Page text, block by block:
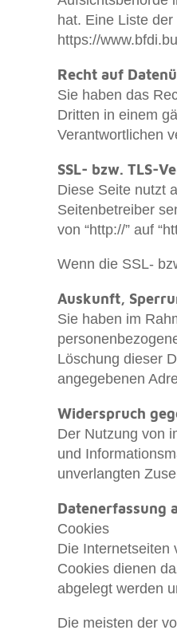
hat. Eine Liste
https://
Recht auf
Sie haben das
Dritten in einem
Verantwortlichen
SSL- bzw. TLS-
Diese Seite nutzt
Seitenbetreiber
von “http://” auf
Wenn die SSL-
Auskunft,
Sie haben im
Löschung dieser
angegebenen
Widerspruch
Der Nutzung von
und
unverlangten
Datenerfassung
Cookies
Die Internetseiten
Cookies dienen
abgelegt werden
Die meisten der